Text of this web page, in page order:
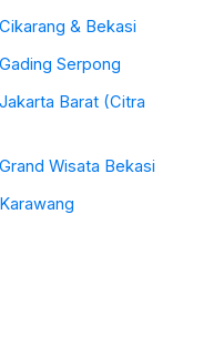
& Bekasi
Serpong
Barat (Citra
Wisata Bekasi